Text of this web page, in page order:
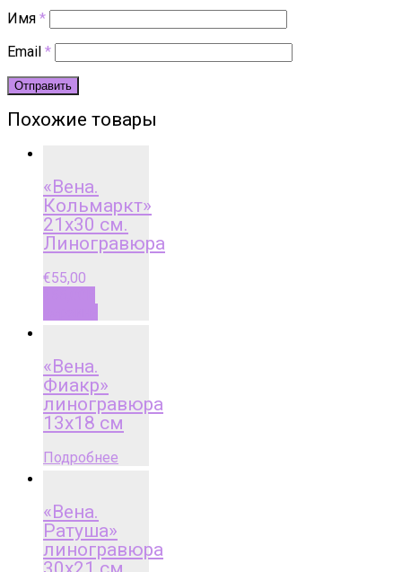
Имя *
Email *
Похожие товары
«Вена.
Кольмаркт»
21х30 см.
Линогравюра
€55,00
«Вена.
Фиакр»
линогравюра
13х18 см
Подробнее
«Вена.
Ратуша»
линогравюра